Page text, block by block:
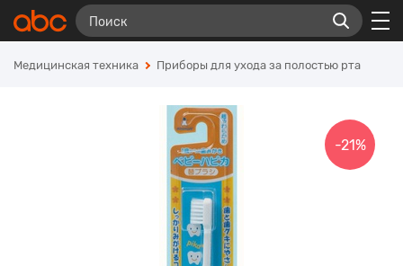
Медицинская техника Приборы для ухода за полостью рта
-21%